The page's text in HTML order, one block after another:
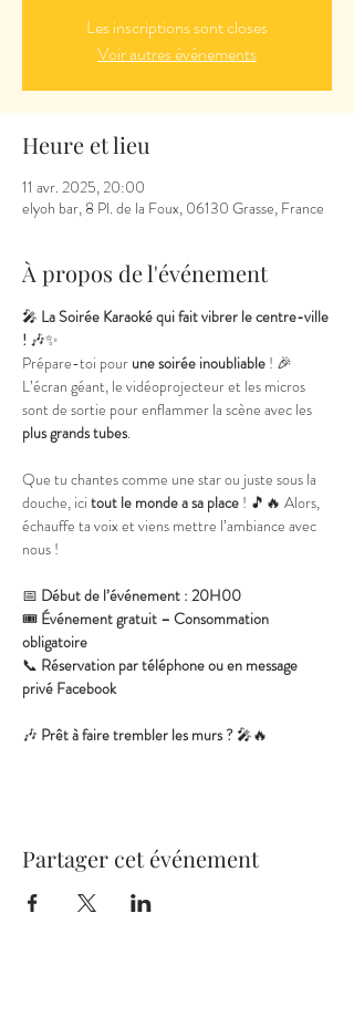
Les inscriptions sont closes
Voir autres événements
Heure et lieu
11 avr. 2025, 20:00
elyoh bar, 8 Pl. de la Foux, 06130 Grasse, France
À propos de l'événement
🎤 La Soirée Karaoké qui fait vibrer le centre-ville
! 🎶✨
Prépare-toi pour une soirée inoubliable ! 🎉
L’écran géant, le vidéoprojecteur et les micros
sont de sortie pour enflammer la scène avec les
plus grands tubes.
Que tu chantes comme une star ou juste sous la
douche, ici tout le monde a sa place ! 🎵🔥 Alors,
échauffe ta voix et viens mettre l’ambiance avec
nous !
📅 Début de l’événement : 20H00
🎟️ Événement gratuit – Consommation
obligatoire
📞 Réservation par téléphone ou en message
privé Facebook
🎶 Prêt à faire trembler les murs ? 🎤🔥
Partager cet événement